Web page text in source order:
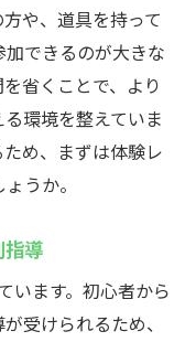
や、道具を持って
できるのが大きな
省くことで、より
環境を整えていま
め、まずは体験レ
うか。
導
います。初心者から
受けられるため、